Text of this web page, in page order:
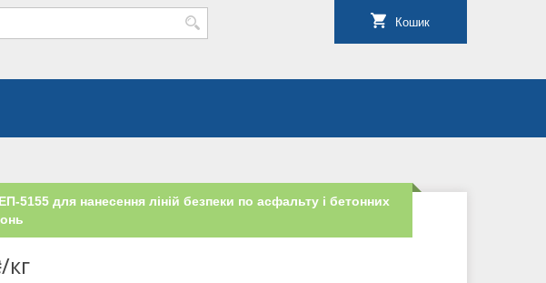
Кошик
5155 для нанесення ліній безпеки по асфальту і бетонних
кг